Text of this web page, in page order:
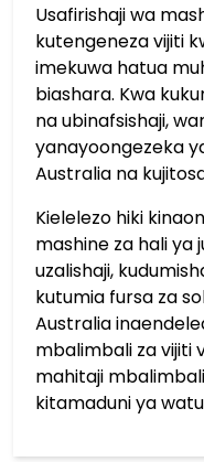
Usafirishaji wa
kutengeneza vijiti
imekuwa hatua
biashara. Kwa
na ubinafsishaji,
yanayoongezeka
Australia na
Kielelezo hiki
mashine za hali ya
uzalishaji,
kutumia fursa za
Australia
mbalimbali za vijiti
mahitaji
kitamaduni ya